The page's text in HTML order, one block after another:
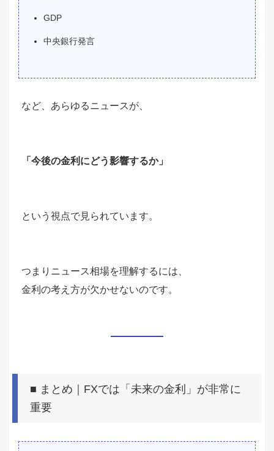
GDP
中央銀行発言
など、あらゆるニュースが、
「今後の金利にどう影響するか」
という視点で見られています。
つまりニュース相場を理解するには、
金利の考え方が欠かせないのです。
■ まとめ｜FXでは「未来の金利」が非常に
重要